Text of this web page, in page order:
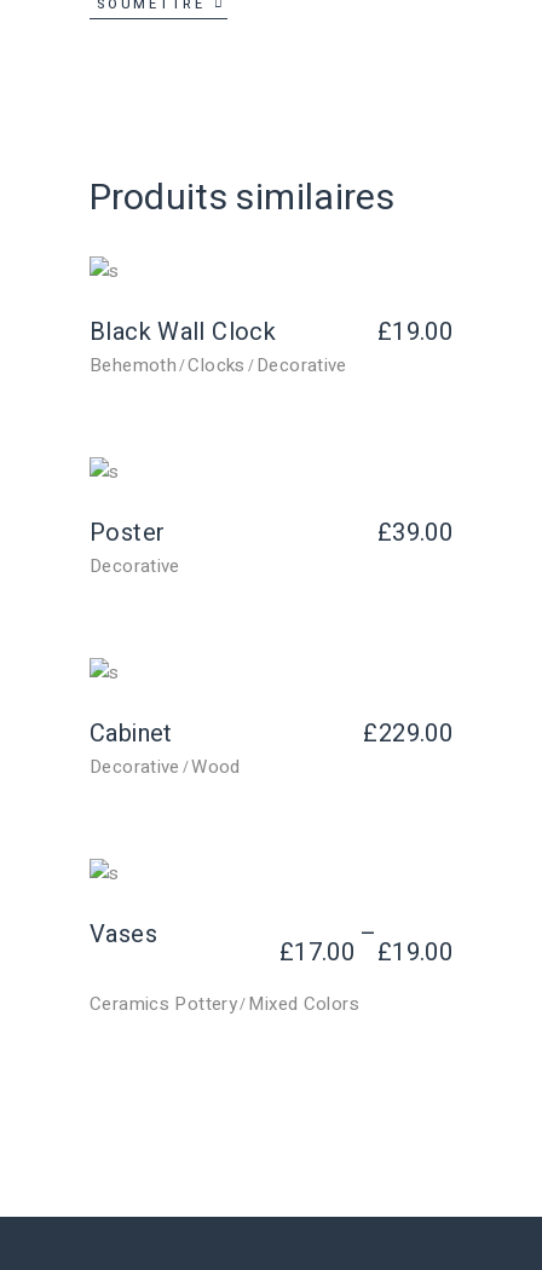
SOUMETTRE
Produits similaires
Black Wall Clock £19.00
Behemoth Clocks Decorative
Poster £39.00
Decorative
Cabinet £229.00
Decorative Wood
Vases
£17.00
–
£19.00
Ceramics Pottery Mixed Colors